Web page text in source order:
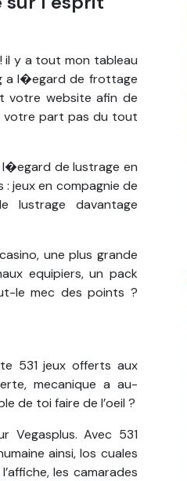
il y a tout mon tableau
a l�egard de frottage
votre website afin de
votre part pas du tout
l�egard de lustrage en
jeux en compagnie de
davantage
une plus grande
equipiers, un pack
le mec des points ?
531 jeux offerts aux
mecanique a au-
de toi faire de l’oeil ?
Vegasplus. Avec 531
ainsi, los cuales
les camarades